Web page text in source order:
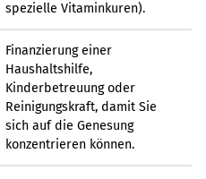
spezielle Vitaminkuren).
Finanzierung einer
Haushaltshilfe,
Kinderbetreuung oder
Reinigungskraft, damit Sie
sich auf die Genesung
konzentrieren können.